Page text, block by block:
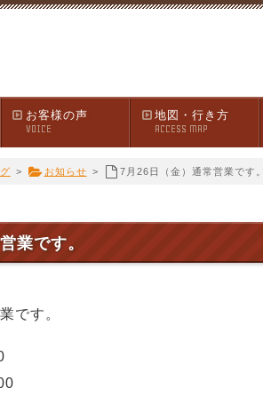
お客様の声
VOICE
地図・行き方
ACCESS MAP
> お知らせ > 7月26日（金）通常営業です。
業です。
です。